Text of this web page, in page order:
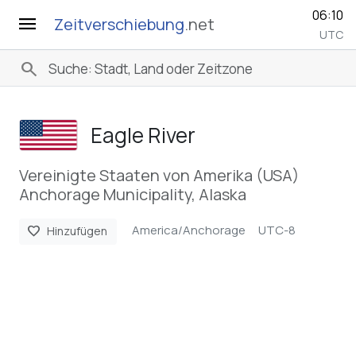
menu Zeitverschiebung.net 06:10
UTC
search
Eagle River
Vereinigte Staaten von Amerika (USA)
Anchorage Municipality, Alaska
favorite Hinzufügen America/Anchorage UTC-8